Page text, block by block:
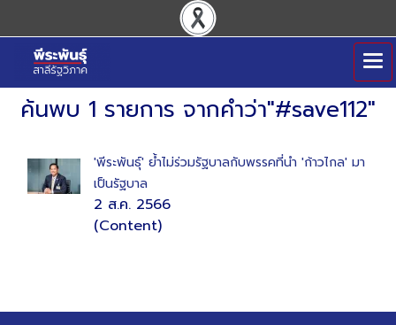
ค้นพบ 1 รายการ จากคำว่า"#save112"
'พีระพันธุ์' ย้ำไม่ร่วมรัฐบาลกับพรรคที่นำ 'ก้าวไกล' มา
เป็นรัฐบาล
2 ส.ค. 2566
(Content)